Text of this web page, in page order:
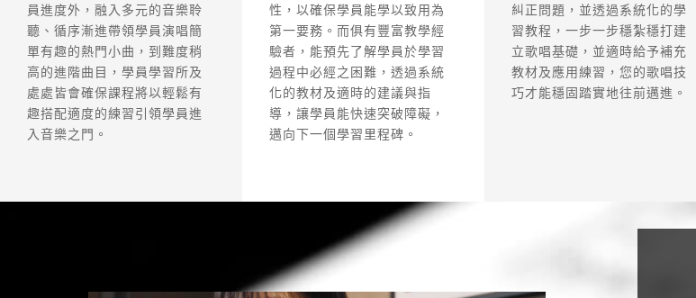
員進度外，融入多元的音樂聆
聽、循序漸進帶領學員演唱簡
單有趣的熱門小曲，到難度稍
高的進階曲目，學員學習所及
處處皆會確保課程將以輕鬆有
趣搭配適度的練習引領學員進
入音樂之門。
性，以確保學員能學以致用為
第一要務。而俱有豐富教學經
驗者，能預先了解學員於學習
過程中必經之困難，透過系統
化的教材及適時的建議與指
導，讓學員能快速突破障礙，
邁向下一個學習里程碑。
糾正問題，並透過系統化的學
習教程，一步一步穩紮穩打建
立歌唱基礎，並適時給予補充
教材及應用練習，您的歌唱技
巧才能穩固踏實地往前邁進。